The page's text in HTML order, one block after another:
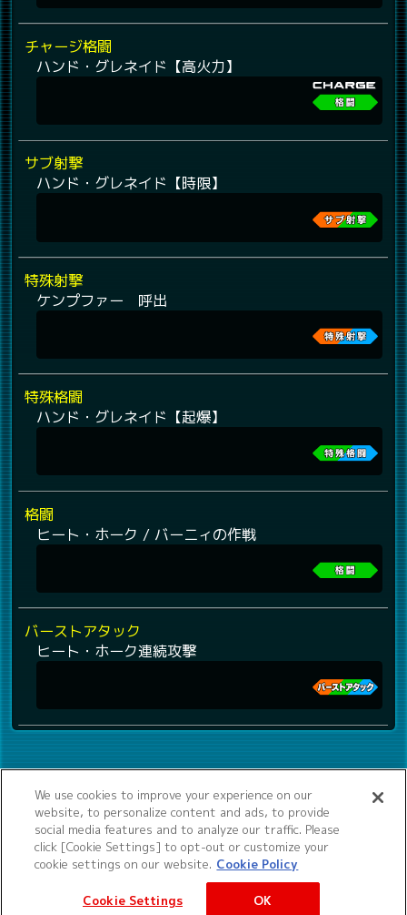
チャージ格闘
ハンド・グレネイド【高火力】
サブ射撃
ハンド・グレネイド【時限】
特殊射撃
ケンプファー 呼出
特殊格闘
ハンド・グレネイド【起爆】
格闘
ヒート・ホーク / バーニィの作戦
バーストアタック
ヒート・ホーク連続攻撃
We use cookies to improve your experience on our
website, to personalize content and ads, to provide
social media features and to analyze our traffic. Please
click [Cookie Settings] to opt-out or customize your
cookie settings on our website. Cookie Policy
Cookie Settings OK